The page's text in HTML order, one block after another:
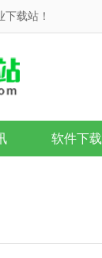
载站！
软件下载